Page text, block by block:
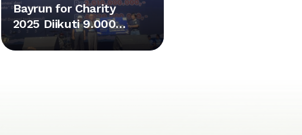
Bayrun for Charity
2025 Diikuti 9.000
Peserta,
Kumpulkan Donasi